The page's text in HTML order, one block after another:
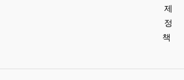
제
정
책